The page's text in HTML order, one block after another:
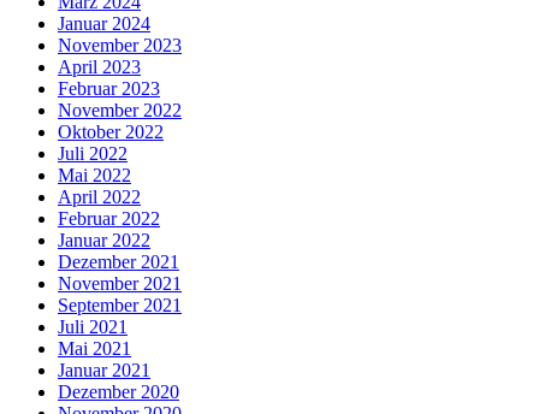
Januar 2024
November 2023
April 2023
Februar 2023
November 2022
Oktober 2022
Juli 2022
Mai 2022
April 2022
Februar 2022
Januar 2022
Dezember 2021
November 2021
September 2021
Juli 2021
Mai 2021
Januar 2021
Dezember 2020